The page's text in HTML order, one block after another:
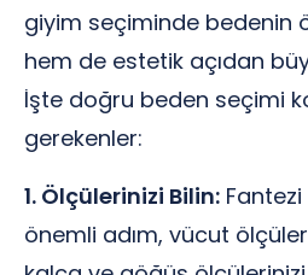
giyim seçiminde bedenin
hem de estetik açıdan
İşte doğru beden seçimi
gerekenler:
1. Ölçülerinizi Bilin:
önemli adım, vücut